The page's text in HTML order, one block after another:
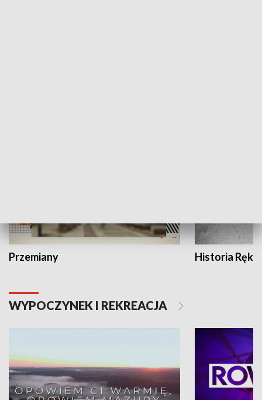
Przemiany Historia Ręką
WYPOCZYNEK I REKREACJA